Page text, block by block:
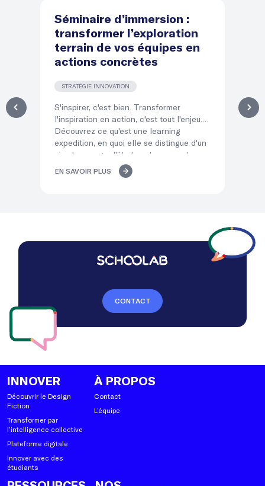
Séminaire d’immersion :
transformer l’exploration
terrain de vos équipes en
actions concrètes
STRATÉGIE INNOVATION
S'inspirer, c'est bien. Transformer
l'inspiration en action, c'est tout l'enjeu.
Découvrez ce qu'est une learning
expedition, en quoi elle se distingue d'un
simple voyage d'études et comment ses
« temps d'atterrissage » transforment
l'immersion de vos équipes en décisions
EN SAVOIR PLUS
CONTACT
INNOVER
Découvrir le Design
Fiction
Transformer par
l’intelligence collective
Plateforme digitale
Innover avec des
étudiants
À PROPOS
Contact
L’équipe